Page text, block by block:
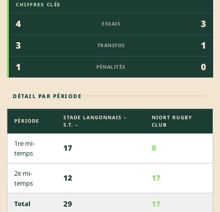
CHIFFRES CLÉS
4 ESSAIS
3
3
TRANSFOS
1
1
PÉNALITÉS 0
DÉTAIL PAR PÉRIODE
PÉRIODE
STADE LANGONNAIS –
S.T. –
NIORT RUGBY
CLUB
1re mi-
temps
17 0
2e mi-
temps
12 17
Total 29 17